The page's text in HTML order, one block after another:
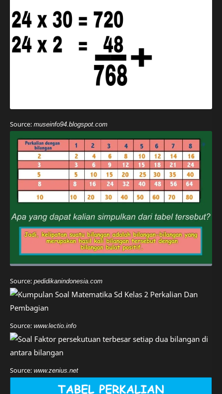
Source: museinfo94.blogspot.com
Source: pedidikanindonesia.com
Source: www.lectio.info
Source: www.zenius.net